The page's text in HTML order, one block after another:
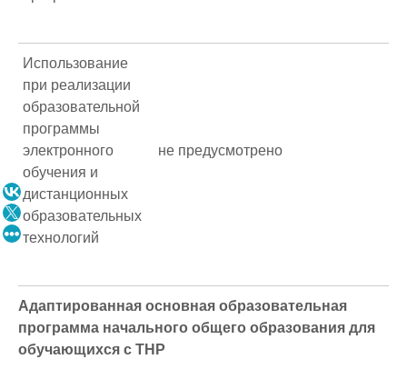
Использование
при реализации
образовательной
программы
электронного
обучения и
дистанционных
образовательных
технологий
не предусмотрено
Адаптированная основная образовательная
программа начального общего образования для
обучающихся с ТНР